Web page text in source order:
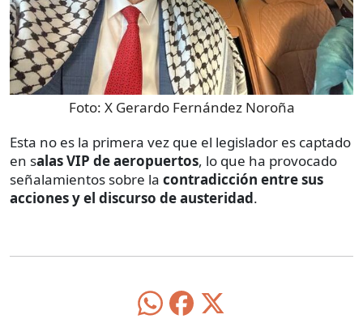
Foto: X Gerardo Fernández Noroña
Esta no es la primera vez que el legislador es captado
en salas VIP de aeropuertos, lo que ha provocado
señalamientos sobre la contradicción entre sus
acciones y el discurso de austeridad.